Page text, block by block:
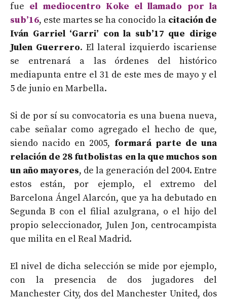
fue el mediocentro Koke el llamado por la
sub’16, este martes se ha conocido la citación de
Iván Garriel ‘Garri’ con la sub’17 que dirige
Julen Guerrero. El lateral izquierdo iscariense
se entrenará a las órdenes del histórico
mediapunta entre el 31 de este mes de mayo y el
5 de junio en Marbella.
Si de por sí su convocatoria es una buena nueva,
cabe señalar como agregado el hecho de que,
siendo nacido en 2005, formará parte de una
relación de 28 futbolistas en la que muchos son
un año mayores, de la generación del 2004. Entre
estos están, por ejemplo, el extremo del
Barcelona Ángel Alarcón, que ya ha debutado en
Segunda B con el filial azulgrana, o el hijo del
propio seleccionador, Julen Jon, centrocampista
que milita en el Real Madrid.
El nivel de dicha selección se mide por ejemplo,
con la presencia de dos jugadores del
Manchester City, dos del Manchester United, dos